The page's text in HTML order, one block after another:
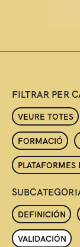
FILTRAR PER
VEURE TOTES
FORMACIÓ
DEFINICIÓN
VALIDACIÓN